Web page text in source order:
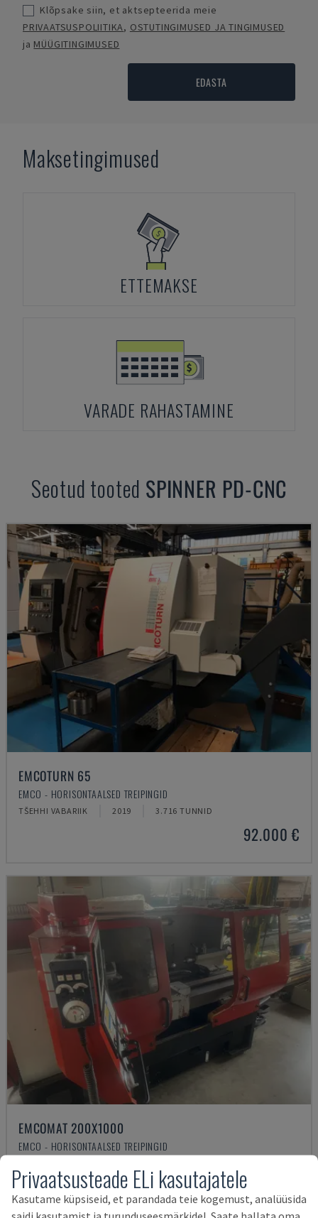
Klõpsake siin, et aktsepteerida meie
PRIVAATSUSPOLIITIKA, OSTUTINGIMUSED JA TINGIMUSED
ja MÜÜGITINGIMUSED
EDASTA
Maksetingimused
ETTEMAKSE
VARADE RAHASTAMINE
Seotud tooted SPINNER PD-CNC
EMCOTURN 65
EMCO - HORISONTAALSED TREIPINGID
TŠEHHI VABARIIK 2019 3.716 TUNNID
92.000 €
EMCOMAT 200X1000
EMCO - HORISONTAALSED TREIPINGID
14.000 €
Privaatsusteade ELi kasutajatele
Kasutame küpsiseid, et parandada teie kogemust, analüüsida